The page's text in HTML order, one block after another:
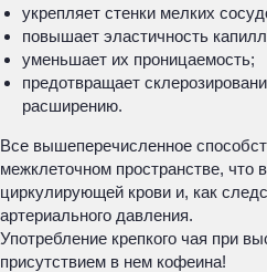
укрепляет стенки мелких
повышает эластичность
уменьшает их проницаемость;
предотвращает
расширению.
Все вышеперечисленное
межклеточном пространстве, что
циркулирующей крови и, как
артериального давления.
Употребление крепкого чая при
присутствием в нем кофеина!